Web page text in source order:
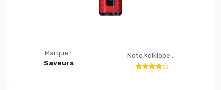
Marque :
Saveurs
Note Kelklope :